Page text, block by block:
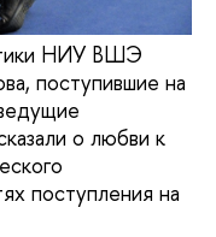
НИУ ВШЭ
поступившие на
о любви к
поступления на